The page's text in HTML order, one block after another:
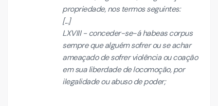
propriedade, nos termos seguintes:
[...]
LXVIII - conceder-se-áhabeas corpus
sempre que alguém sofrer ou se achar
ameaçado de sofrer violência ou coação
em sua liberdade de locomoção, por
ilegalidade ou abuso de poder;